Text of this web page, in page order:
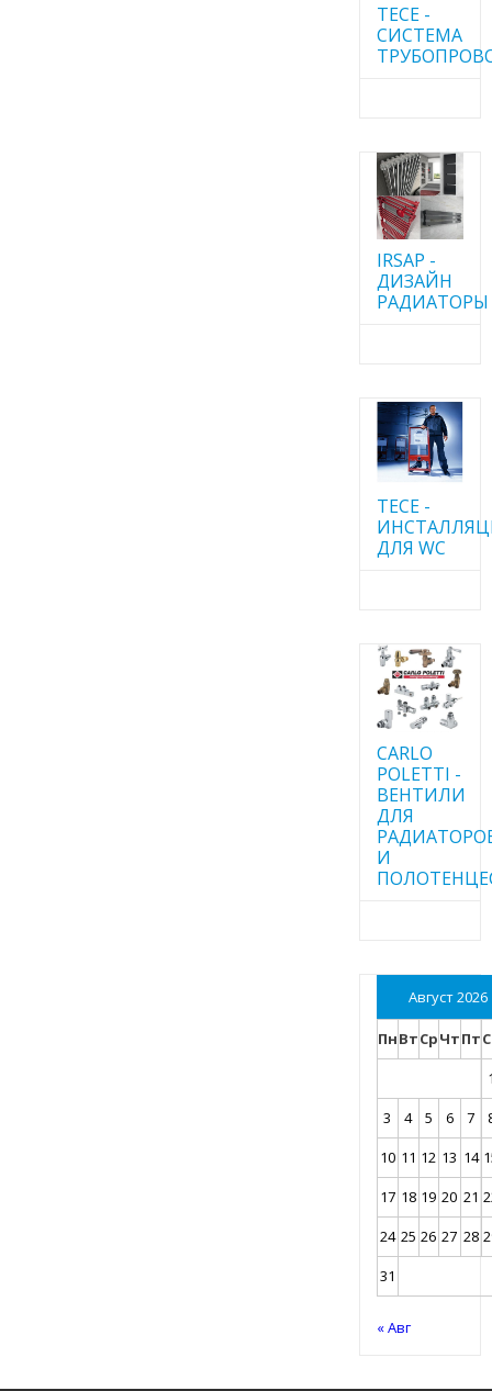
TECE -
CИСТЕМА
IRSAP -
ДИЗАЙН
РАДИАТОРЫ
TECE -
ДЛЯ WC
CARLO
POLETTI -
ВЕНТИЛИ
ДЛЯ
И
Август 2026
ПнВтСрЧтПт
3
4 5 6 7
10 11 12 13 14
17 18 19 20 21
24 25 26 27 28
31
« Авг